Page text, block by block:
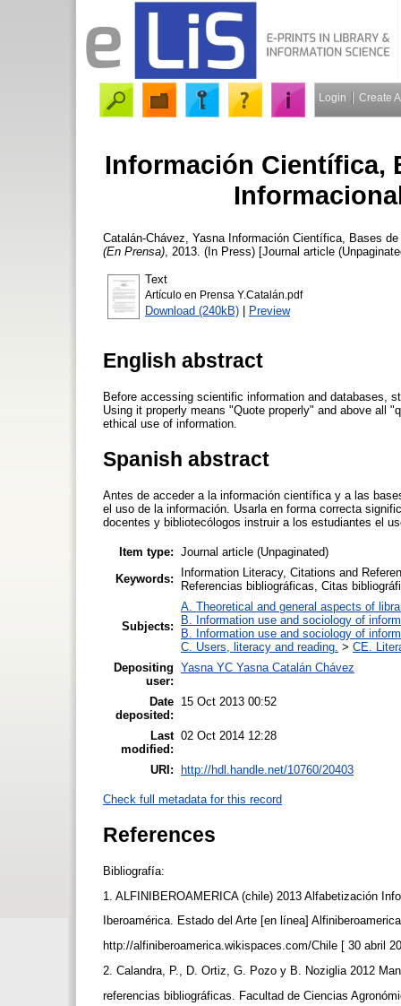
Login Create
Información Científica,
Catalán-Chávez, Yasna Información Científica, Bases
(En Prensa) , 2013. (In Press) [Journal article
Text
Artículo en Prensa Y.Catalán.pdf
Download (240kB) | Preview
English abstract
Before accessing scientific information and databases,
Using it properly means "Quote properly" and above all
ethical use of information.
Spanish abstract
Antes de acceder a la información científica y a las
el uso de la información. Usarla en forma correcta
docentes y bibliotecólogos instruir a los estudiantes el
Item type: Journal article (Unpaginated)
Keywords:
Information Literacy, Citations and
Referencias bibliográficas, Citas
Subjects:
A. Theoretical and general aspects of
B. Information use and sociology of
B. Information use and sociology of
C. Users, literacy and reading. > CE.
Depositing
user:
Yasna YC Yasna Catalán Chávez
Date
deposited:
15 Oct 2013 00:52
Last
modified:
02 Oct 2014 12:28
URI: http://hdl.handle.net/10760/20403
Check full metadata for this record
References
Bibliografía:
1. ALFINIBEROAMERICA (chile) 2013 Alfabetización
Iberoamérica. Estado del Arte [en línea]
http://alfiniberoamerica.wikispaces.com/Chile [ 30 abril
2. Calandra, P., D. Ortiz, G. Pozo y B. Noziglia 2012
referencias bibliográficas. Facultad de Ciencias